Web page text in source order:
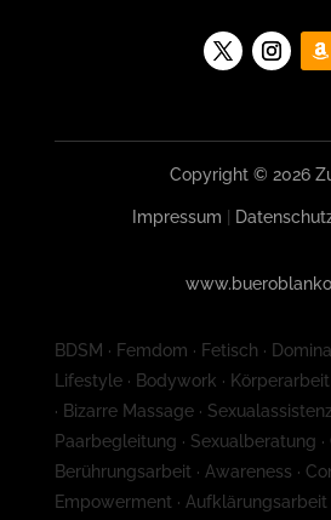
Copyright © 2026
Impressum
BDSM · Femdom · Fetisch ·
Lifestyle · Bodywork ·
· Bizarre Massage ·
Paarbegleitung · Sexualberatung ·
Berührungsarbeit · Awareness ·
Empowerment · Aufklärungsarbeit